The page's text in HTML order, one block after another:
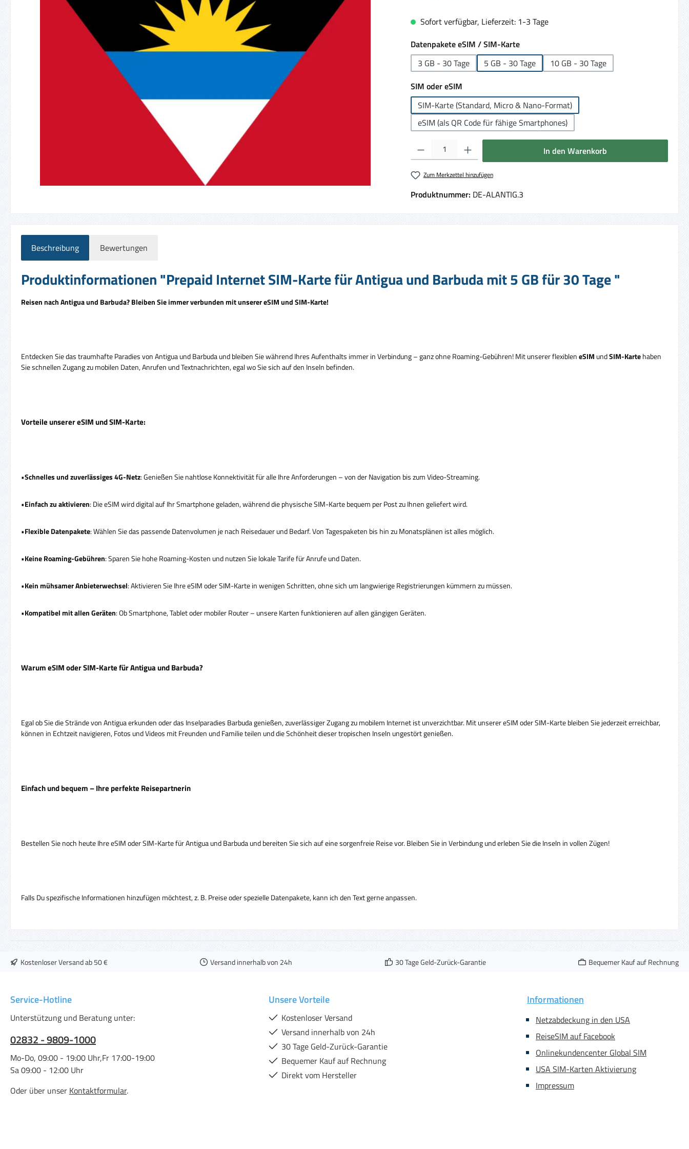
Sofort verfügbar, Lieferzeit: 1-3 Tage
Datenpakete eSIM / SIM-Karteauswählen
3 GB - 30 Tage
5 GB - 30 Tage
10 GB - 30 Tage
SIM oder eSIMauswählen
SIM-Karte (Standard, Micro & Nano-Format)
eSIM (als QR Code für fähige Smartphones)
Produkt Anzahl: Gib den gewünschten Wert ein oder benutze die Schaltflächen um die
In den Warenkorb
Zum Merkzettel hinzufügen
Produktnummer: DE-ALANTIG.3
Beschreibung Bewertungen
Produktinformationen "Prepaid Internet SIM-Karte für Antigua und Barbuda mit 5 GB für 30 Tage "
Reisen nach Antigua und Barbuda? Bleiben Sie immer verbunden mit unserer eSIM und SIM-Karte!
Entdecken Sie das traumhafte Paradies von Antigua und Barbuda und bleiben Sie während Ihres Aufenthalts immer in Verbindung – ganz ohne Roaming-Gebühren! Mit unserer flexibleneSIM undSIM-Kartehaben
Sie schnellen Zugang zu mobilen Daten, Anrufen und Textnachrichten, egal wo Sie sich auf den Inseln befinden.
Vorteile unserer eSIM und SIM-Karte:
•Schnelles und zuverlässiges 4G-Netz: Genießen Sie nahtlose Konnektivität für alle Ihre Anforderungen – von der Navigation bis zum Video-Streaming.
•Einfach zu aktivieren: Die eSIM wird digital auf Ihr Smartphone geladen, während die physische SIM-Karte bequem per Post zu Ihnen geliefert wird.
•Flexible Datenpakete: Wählen Sie das passende Datenvolumen je nach Reisedauer und Bedarf. Von Tagespaketen bis hin zu Monatsplänen ist alles möglich.
•Keine Roaming-Gebühren: Sparen Sie hohe Roaming-Kosten und nutzen Sie lokale Tarife für Anrufe und Daten.
•Kein mühsamer Anbieterwechsel: Aktivieren Sie Ihre eSIM oder SIM-Karte in wenigen Schritten, ohne sich um langwierige Registrierungen kümmern zu müssen.
•Kompatibel mit allen Geräten: Ob Smartphone, Tablet oder mobiler Router – unsere Karten funktionieren auf allen gängigen Geräten.
Warum eSIM oder SIM-Karte für Antigua und Barbuda?
Egal ob Sie die Strände von Antigua erkunden oder das Inselparadies Barbuda genießen, zuverlässiger Zugang zu mobilem Internet ist unverzichtbar. Mit unserer eSIM oder SIM-Karte bleiben Sie jederzeit erreichbar,
können in Echtzeit navigieren, Fotos und Videos mit Freunden und Familie teilen und die Schönheit dieser tropischen Inseln ungestört genießen.
Einfach und bequem – Ihre perfekte Reisepartnerin
Bestellen Sie noch heute Ihre eSIM oder SIM-Karte für Antigua und Barbuda und bereiten Sie sich auf eine sorgenfreie Reise vor. Bleiben Sie in Verbindung und erleben Sie die Inseln in vollen Zügen!
Falls Du spezifische Informationen hinzufügen möchtest, z. B. Preise oder spezielle Datenpakete, kann ich den Text gerne anpassen.
Kostenloser Versand ab 50 € Versand innerhalb von 24h 30 Tage Geld-Zurück-Garantie Bequemer Kauf auf Rechnung
Service-Hotline
Unterstützung und Beratung unter:
02832 - 9809-1000
Mo-Do, 09:00 - 19:00 Uhr,Fr 17:00-19:00
Sa 09:00 - 12:00 Uhr
Oder über unser Kontaktformular.
Unsere Vorteile
Kostenloser Versand
Versand innerhalb von 24h
30 Tage Geld-Zurück-Garantie
Bequemer Kauf auf Rechnung
Direkt vom Hersteller
Informationen
Netzabdeckung in den USA
ReiseSIM auf Facebook
Onlinekundencenter Global SIM
USA SIM-Karten Aktivierung
Impressum